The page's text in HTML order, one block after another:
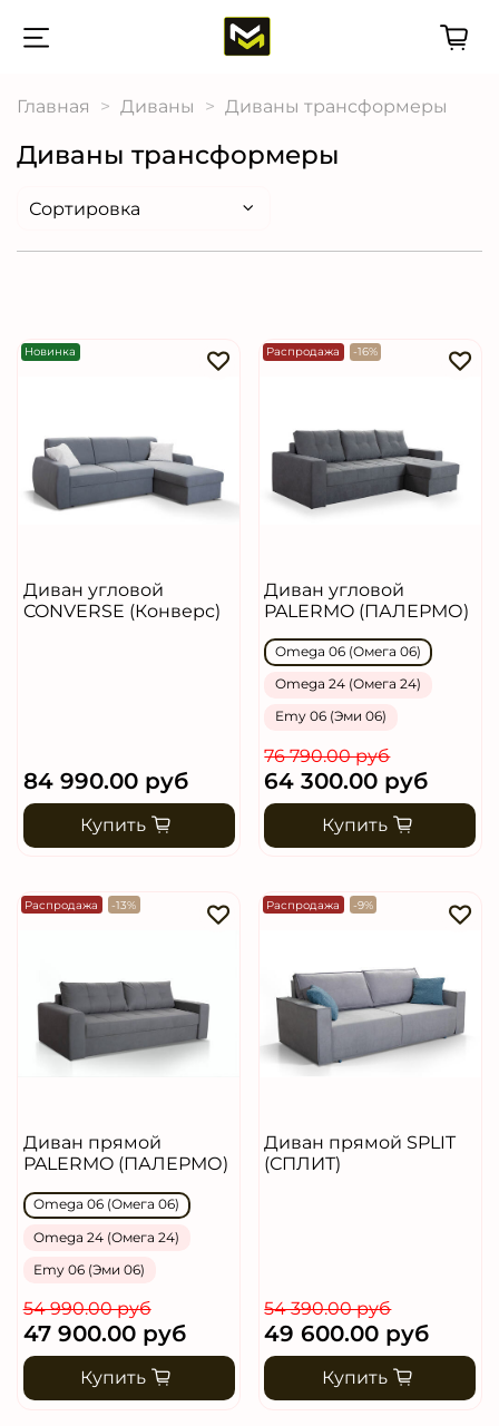
Главная Диваны Диваны трансформеры
Диваны трансформеры
Новинка
Диван угловой
CONVERSE (Конверс)
84 990.00 руб
Купить
Распродажа -16%
Диван угловой
PALERMO (ПАЛЕРМО)
Omega 06 (Омега 06)
Omega 24 (Омега 24)
Emy 06 (Эми 06)
76 790.00 руб
64 300.00 руб
Купить
Распродажа -13%
Диван прямой
PALERMO (ПАЛЕРМО)
Omega 06 (Омега 06)
Omega 24 (Омега 24)
Emy 06 (Эми 06)
54 990.00 руб
47 900.00 руб
Купить
Распродажа -9%
Диван прямой SPLIT
(СПЛИТ)
54 390.00 руб
49 600.00 руб
Купить